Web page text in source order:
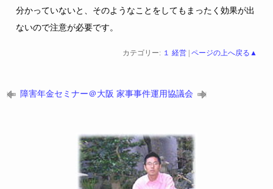
分かっていないと、そのようなことをしてもまったく効果が出
ないので注意が必要です。
カテゴリー: １ 経営| ページの上へ戻る▲
障害年金セミナー＠大阪 家事事件運用協議会